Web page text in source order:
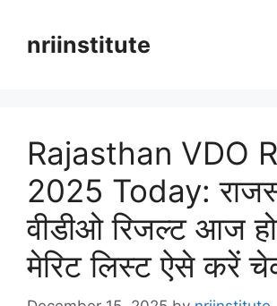
contentnriinstitute
Rajasthan VDO
2025 Today:
वीडीओ रिजल्ट आज
मेरिट लिस्ट ऐसे करें